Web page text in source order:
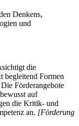
Denkens,
und
die
begleitend Formen
Förderangebote
auf
die Kritik- und
an. [Förderung